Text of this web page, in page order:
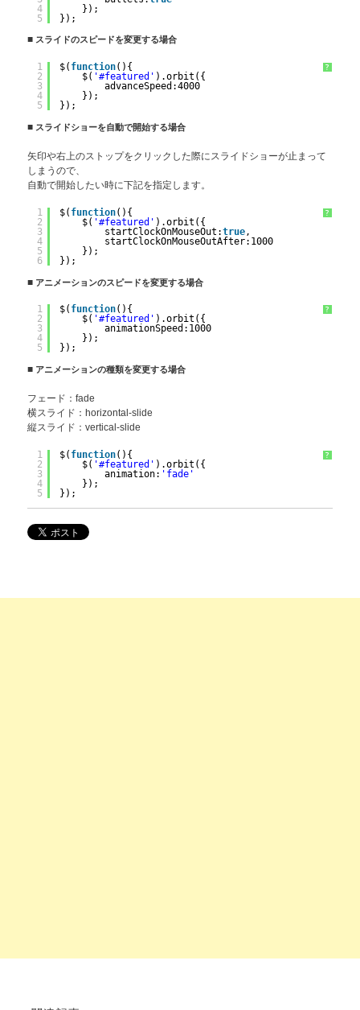
4
5
});
});
■ スライドのスピードを変更する場合
?
1
2
3
4
5
$( function(){
$( '#featured' ).orbit({
advanceSpeed:4000
});
});
■ スライドショーを自動で開始する場合
矢印や右上のストップをクリックした際にスライドショーが止まって
しまうので、
自動で開始したい時に下記を指定します。
?
1
2
3
4
5
6
$( function(){
$( '#featured' ).orbit({
startClockOnMouseOut:true,
startClockOnMouseOutAfter:1000
});
});
■ アニメーションのスピードを変更する場合
?
1
2
3
4
5
$( function(){
$( '#featured' ).orbit({
animationSpeed:1000
});
});
■ アニメーションの種類を変更する場合
フェード：fade
横スライド：horizontal-slide
縦スライド：vertical-slide
?
1
2
3
4
5
$( function(){
$( '#featured' ).orbit({
animation: 'fade'
});
});